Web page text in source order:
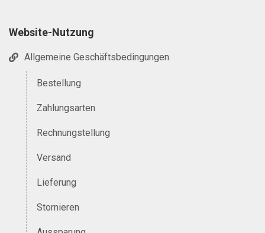
Website-Nutzung
Allgemeine Geschäftsbedingungen
Bestellung
Zahlungsarten
Rechnungstellung
Versand
Lieferung
Stornieren